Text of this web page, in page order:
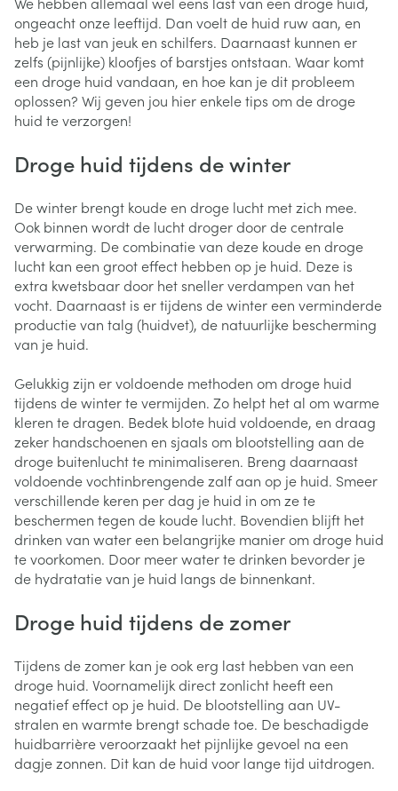
ongeacht onze leeftijd. Dan voelt de huid ruw aan, en
heb je last van jeuk en schilfers. Daarnaast kunnen er
zelfs (pijnlijke) kloofjes of barstjes ontstaan. Waar komt
een droge huid vandaan, en hoe kan je dit probleem
oplossen? Wij geven jou hier enkele tips om de droge
huid te verzorgen!
Droge huid tijdens de winter
De winter brengt koude en droge lucht met zich mee.
Ook binnen wordt de lucht droger door de centrale
verwarming. De combinatie van deze koude en droge
lucht kan een groot effect hebben op je huid. Deze is
extra kwetsbaar door het sneller verdampen van het
vocht. Daarnaast is er tijdens de winter een verminderde
productie van talg (huidvet), de natuurlijke bescherming
van je huid.
Gelukkig zijn er voldoende methoden om droge huid
tijdens de winter te vermijden. Zo helpt het al om warme
kleren te dragen. Bedek blote huid voldoende, en draag
zeker handschoenen en sjaals om blootstelling aan de
droge buitenlucht te minimaliseren. Breng daarnaast
voldoende vochtinbrengende zalf aan op je huid. Smeer
verschillende keren per dag je huid in om ze te
beschermen tegen de koude lucht. Bovendien blijft het
drinken van water een belangrijke manier om droge huid
te voorkomen. Door meer water te drinken bevorder je
de hydratatie van je huid langs de binnenkant.
Droge huid tijdens de zomer
Tijdens de zomer kan je ook erg last hebben van een
droge huid. Voornamelijk direct zonlicht heeft een
negatief effect op je huid. De blootstelling aan UV-
stralen en warmte brengt schade toe. De beschadigde
huidbarrière veroorzaakt het pijnlijke gevoel na een
dagje zonnen. Dit kan de huid voor lange tijd uitdrogen.